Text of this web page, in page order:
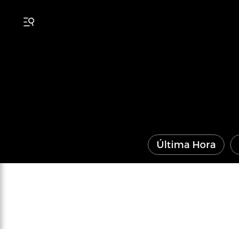
Última Hora